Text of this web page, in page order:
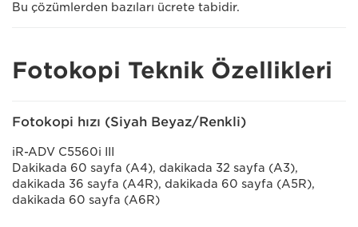
Bu çözümlerden bazıları ücrete tabidir.
Fotokopi Teknik Özellikleri
Fotokopi hızı (Siyah Beyaz/Renkli)
iR-ADV C5560i III
Dakikada 60 sayfa (A4), dakikada 32 sayfa (A3),
dakikada 36 sayfa (A4R), dakikada 60 sayfa (A5R),
dakikada 60 sayfa (A6R)